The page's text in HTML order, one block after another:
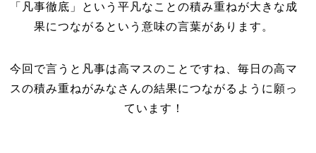
「凡事徹底」という平凡なことの積み重ねが大きな成
果につながるという意味の言葉があります。
今回で言うと凡事は高マスのことですね、毎日の高マ
スの積み重ねがみなさんの結果につながるように願っ
ています！